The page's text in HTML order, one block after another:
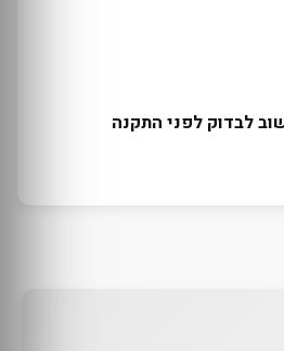
לבדוק לפני התקנה